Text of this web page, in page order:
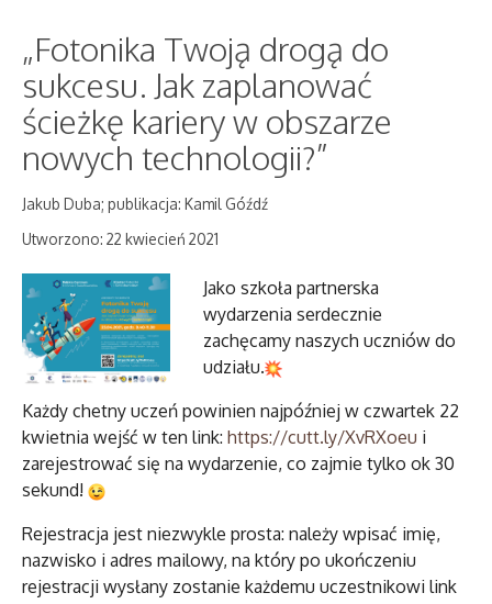
„Fotonika Twoją drogą do
sukcesu. Jak zaplanować
ścieżkę kariery w obszarze
nowych technologii?”
Jakub Duba; publikacja: Kamil Góźdź
Utworzono: 22 kwiecień 2021
Jako szkoła partnerska
wydarzenia serdecznie
zachęcamy naszych uczniów do
udziału.
Każdy chetny uczeń powinien najpóźniej w czwartek 22
kwietnia wejść w ten link: https://cutt.ly/XvRXoeu i
zarejestrować się na wydarzenie, co zajmie tylko ok 30
sekund!
Rejestracja jest niezwykle prosta: należy wpisać imię,
nazwisko i adres mailowy, na który po ukończeniu
rejestracji wysłany zostanie każdemu uczestnikowi link